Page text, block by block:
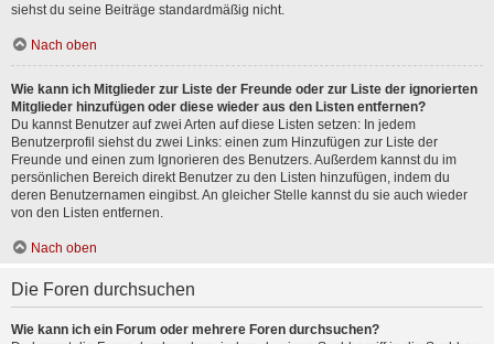
siehst du seine Beiträge standardmäßig nicht.
Nach oben
Wie kann ich Mitglieder zur Liste der Freunde oder zur Liste der ignorierten
Mitglieder hinzufügen oder diese wieder aus den Listen entfernen?
Du kannst Benutzer auf zwei Arten auf diese Listen setzen: In jedem
Benutzerprofil siehst du zwei Links: einen zum Hinzufügen zur Liste der
Freunde und einen zum Ignorieren des Benutzers. Außerdem kannst du im
persönlichen Bereich direkt Benutzer zu den Listen hinzufügen, indem du
deren Benutzernamen eingibst. An gleicher Stelle kannst du sie auch wieder
von den Listen entfernen.
Nach oben
Die Foren durchsuchen
Wie kann ich ein Forum oder mehrere Foren durchsuchen?